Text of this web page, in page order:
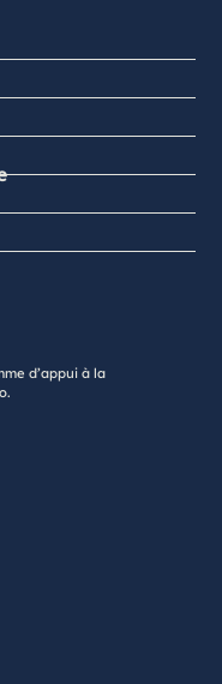
d’appui à la